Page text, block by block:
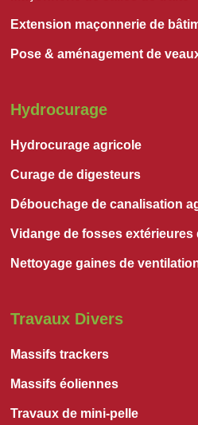
Extension maçonnerie de
Pose & aménagement de
Hydrocurage
Hydrocurage agricole
Curage de digesteurs
Débouchage de canalisation
Vidange de fosses extérieures
Nettoyage gaines de
Travaux Divers
Massifs trackers
Massifs éoliennes
Travaux de mini-pelle